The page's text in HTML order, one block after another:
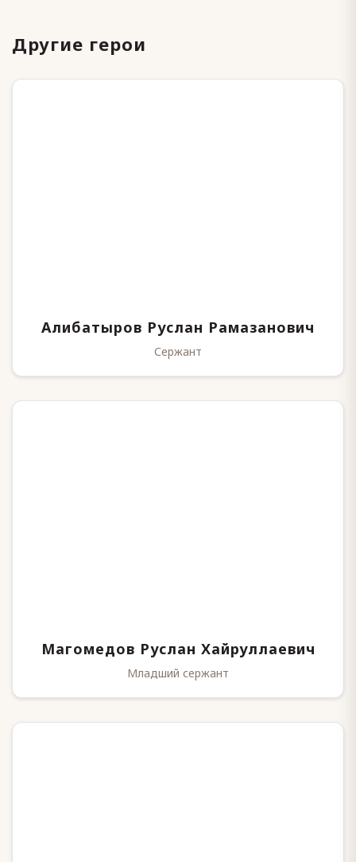
Другие герои
Алибатыров Руслан Рамазанович
Сержант
Магомедов Руслан Хайруллаевич
Младший сержант